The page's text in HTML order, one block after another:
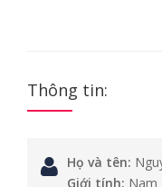
Thông tin:
Họ và tên:
Giới tính: Nam